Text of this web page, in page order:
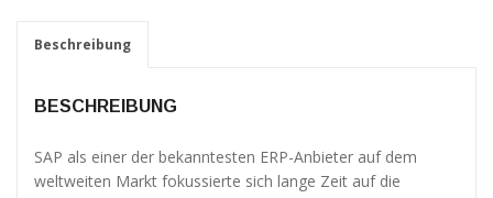
Beschreibung
BESCHREIBUNG
SAP als einer der bekanntesten ERP-Anbieter auf dem
weltweiten Markt fokussierte sich lange Zeit auf die
während
gut wie
funktioniert.
Wenn Sie